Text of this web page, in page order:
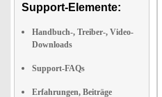
Support-Elemente:
Handbuch-, Treiber-, Video-
Downloads
Support-FAQs
Erfahrungen, Beiträge